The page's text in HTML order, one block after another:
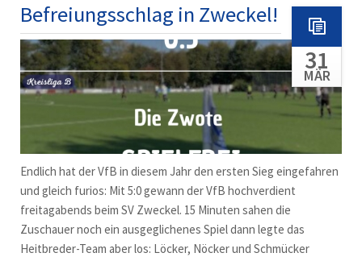
FÜR
DEN
KUNSTRASEN
Befreiungsschlag in Zweckel!
31
MÄR
Endlich hat der VfB in diesem Jahr den ersten Sieg eingefahren
und gleich furios: Mit 5:0 gewann der VfB hochverdient
freitagabends beim SV Zweckel. 15 Minuten sahen die
Zuschauer noch ein ausgeglichenes Spiel dann legte das
Heitbreder-Team aber los: Löcker, Nöcker und Schmücker